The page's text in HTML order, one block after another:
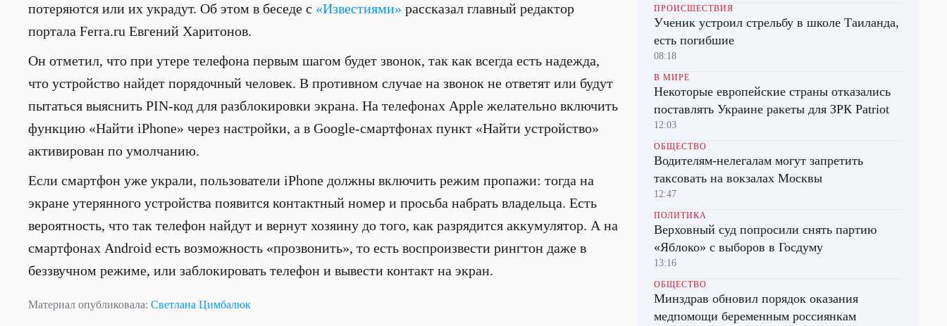
потеряются или их украдут. Об этом в беседе с «Известиями» рассказал главный редактор
портала Ferra.ru Евгений Харитонов.
Он отметил, что при утере телефона первым шагом будет звонок, так как всегда есть надежда,
что устройство найдет порядочный человек. В противном случае на звонок не ответят или будут
пытаться выяснить PIN-код для разблокировки экрана. На телефонах Apple желательно включить
функцию «Найти iPhone» через настройки, а в Google-смартфонах пункт «Найти устройство»
активирован по умолчанию.
Если смартфон уже украли, пользователи iPhone должны включить режим пропажи: тогда на
экране утерянного устройства появится контактный номер и просьба набрать владельца. Есть
вероятность, что так телефон найдут и вернут хозяину до того, как разрядится аккумулятор. А на
смартфонах Android есть возможность «прозвонить», то есть воспроизвести рингтон даже в
беззвучном режиме, или заблокировать телефон и вывести контакт на экран.
Материал опубликовала: Светлана Цимбалюк
ПРОИСШЕСТВИЯ
Ученик устроил стрельбу в школе Таиланда,
есть погибшие
08:18
В МИРЕ
Некоторые европейские страны отказались
поставлять Украине ракеты для ЗРК Patriot
12:03
ОБЩЕСТВО
Водителям-нелегалам могут запретить
таксовать на вокзалах Москвы
12:47
ПОЛИТИКА
Верховный суд попросили снять партию
«Яблоко» с выборов в Госдуму
13:16
ОБЩЕСТВО
Минздрав обновил порядок оказания
медпомощи беременным россиянкам